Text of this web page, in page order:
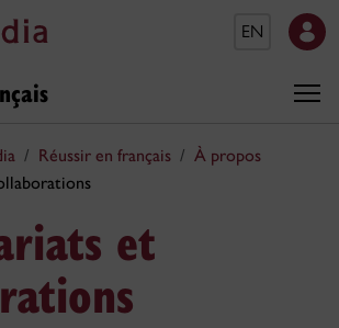
EN
Réussir en français
À propos
et